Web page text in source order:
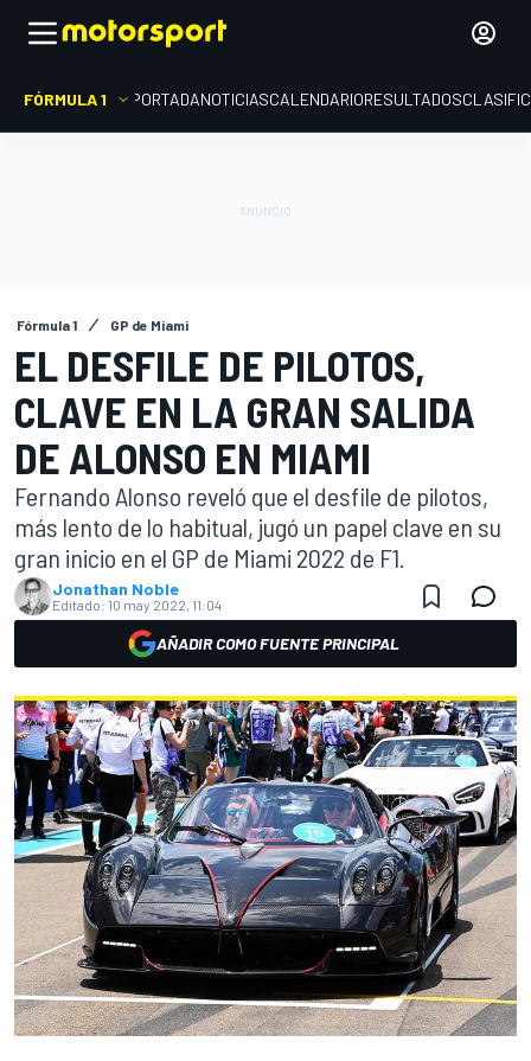
FÓRMULA 1 PORTADANOTICIASCALENDARIORESULTADOS
Fórmula 1 GP de Miami
EL DESFILE DE PILOTOS,
CLAVE EN LA GRAN SALIDA
DE ALONSO EN MIAMI
Fernando Alonso reveló que el desfile de pilotos,
más lento de lo habitual, jugó un papel clave en su
gran inicio en el GP de Miami 2022 de F1.
Jonathan Noble
Editado: 10 may 2022, 11:04
AÑADIR COMO FUENTE PRINCIPAL